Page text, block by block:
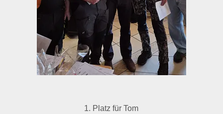
1. Platz für Tom